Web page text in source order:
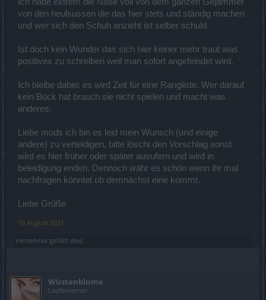
von den heulsussen die das hier stets und ständig machen
und wer sich den Schuh anzieht ist selber schuld.
Ist doch kein Wunder das sich hier keiner mehr traut was
positives zu schreiben weil man sofort angefeindet wird.
Ich bleibe dabei: es wird Zeit für eine Rangliste. Wer darauf
kein Bock hat brauch sie nicht spielen und macht was
anderes.
Liebe mods ich bin es leid mein Wunsch (und einige
andere) zu verteidigen, bitte löscht den Vorschlag sonst
wird es hier früher oder später ausufern und wird in
beleidigung enden. Dennoch währ es schön wenn ihr mal
nachfragen könntet ob demnächst eine kommt.
Liebe Grüße
19 August 2021
Verzeihnix gefällt dies.
Wüstenblume
Laufenlerner